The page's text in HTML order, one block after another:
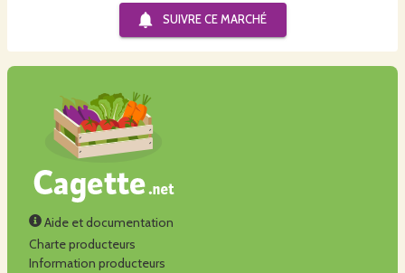
SUIVRE CE MARCHÉ
Aide et documentation
Charte producteurs
Information producteurs